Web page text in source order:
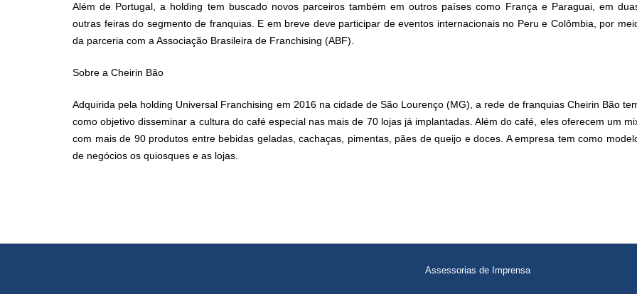
Além de Portugal, a holding tem buscado novos parceiros também em outros países como França e Paraguai, em
outras feiras do segmento de franquias. E em breve deve participar de eventos internacionais no Peru e Colômbia, por
da parceria com a Associação Brasileira de Franchising (ABF).
Sobre a Cheirin Bão
Adquirida pela holding Universal Franchising em 2016 na cidade de São Lourenço (MG), a rede de franquias Cheirin Bão
como objetivo disseminar a cultura do café especial nas mais de 70 lojas já implantadas. Além do café, eles oferecem um
com mais de 90 produtos entre bebidas geladas, cachaças, pimentas, pães de queijo e doces. A empresa tem como
de negócios os quiosques e as lojas.
Assessorias de Imprensa